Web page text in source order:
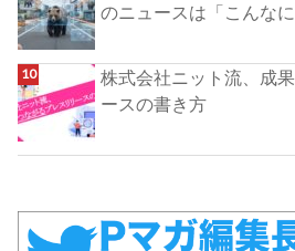
のニュースは「こんな
株式会社ニット流、成
ースの書き方